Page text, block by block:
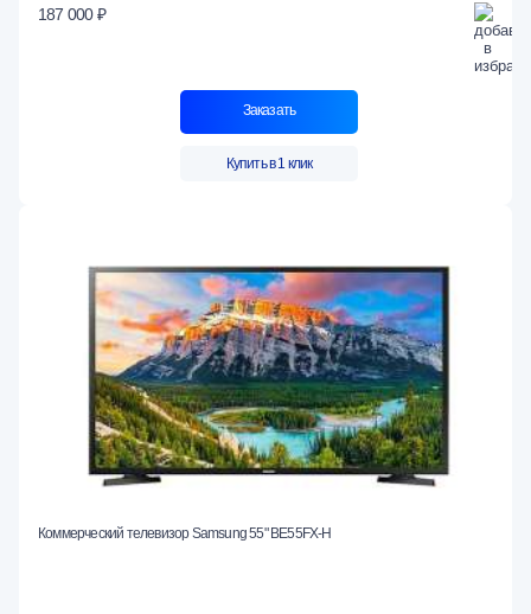
187 000 ₽
Заказать
Купить в 1 клик
Коммерческий телевизор Samsung 55" BE55FX-H